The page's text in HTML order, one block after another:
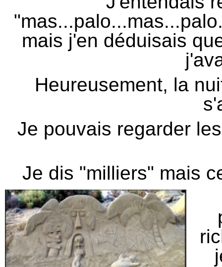
mais j'en déduisais
Heureusement, la
Je pouvais regarder
Je dis "milliers" mais